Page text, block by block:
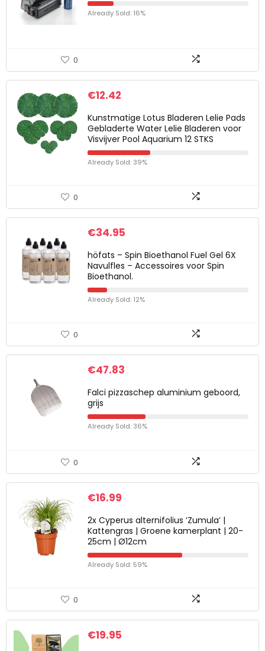
Already Sold: 16%
0
€12.42
Kunstmatige Lotus Bladeren Lelie Pads
Gebladerte Water Lelie Bladeren voor
Visvijver Pool Aquarium 12 STKS
Already Sold: 39%
0
€34.95
höfats – Spin Bioethanol Fuel Gel 6X
Navulfles – Accessoires voor Spin
Bioethanol.
Already Sold: 12%
0
€47.83
Falci pizzaschep aluminium geboord,
grijs
Already Sold: 36%
0
€16.99
2x Cyperus alternifolius ‘Zumula’ |
Kattengras | Groene kamerplant | 20-
25cm | Ø12cm
Already Sold: 59%
0
€19.95